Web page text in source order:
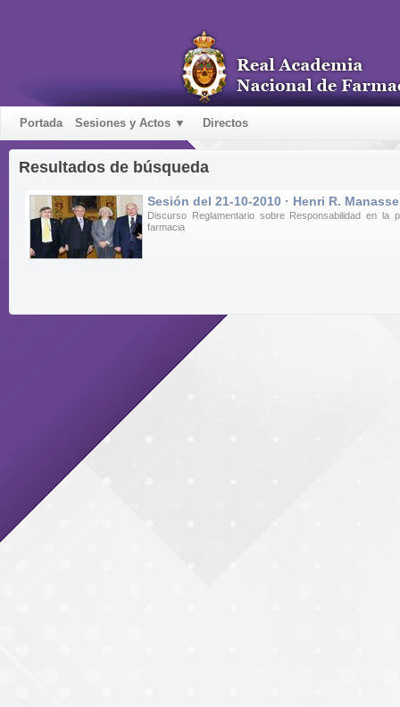
Portada Sesiones y Actos ▼ Directos
Resultados de búsqueda
Sesión del 21-10-2010 · Henri R. Manasse
Discurso Reglamentario sobre Responsabilidad en la
farmacia